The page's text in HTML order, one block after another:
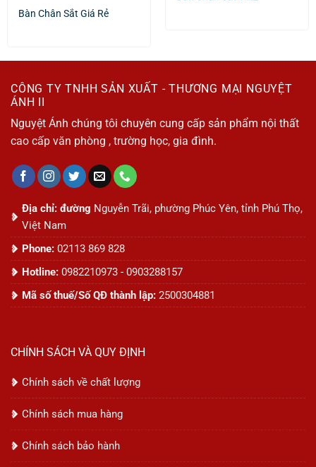
Bàn Chân Sắt Giá Rẻ
CÔNG TY TNHH SẢN XUẤT - THƯƠNG MẠI NGUYỆT
ÁNH II
Nguyệt Ánh chúng tôi chuyên cung cấp sản phẩm nội thất
cao cấp văn phòng , trường học, gia đình.
Địa chỉ: đường Nguyễn Trãi, phường Phúc Yên, tỉnh Phú Thọ,
Việt Nam
Phone: 02113 869 828
Hotline: 0982210973 - 0903288157
Mã số thuế/Số QĐ thành lập: 2500304881
CHÍNH SÁCH VÀ QUY ĐỊNH
Chính sách về chất lượng
Chính sách mua hàng
Chính sách bảo hành